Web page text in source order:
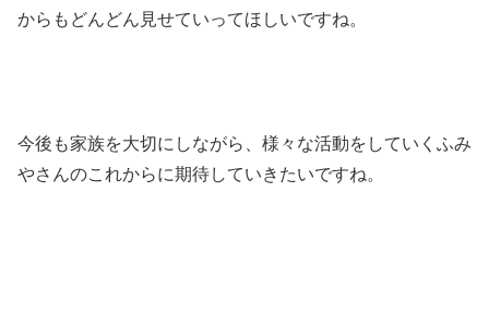
からもどんどん見せていってほしいですね。
今後も家族を大切にしながら、様々な活動をしていくふみ
やさんのこれからに期待していきたいですね。